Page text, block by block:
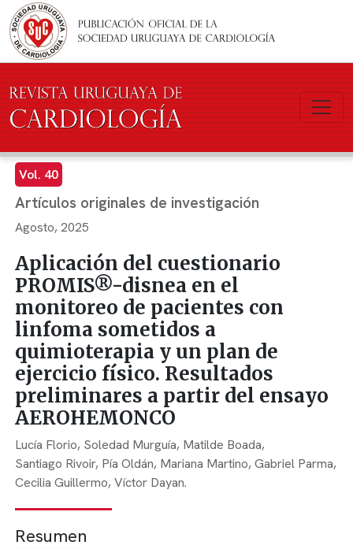
Pasar al contenido principal
Vol. 40
Artículos originales de investigación
Agosto, 2025
Aplicación del cuestionario
PROMIS®-disnea en el
monitoreo de pacientes con
linfoma sometidos a
quimioterapia y un plan de
ejercicio físico. Resultados
preliminares a partir del ensayo
AEROHEMONCO
Lucía Florio, Soledad Murguía, Matilde Boada,
Santiago Rivoir, Pía Oldán, Mariana Martino,Gabriel Parma,
Cecilia Guillermo,Víctor Dayan.
Resumen